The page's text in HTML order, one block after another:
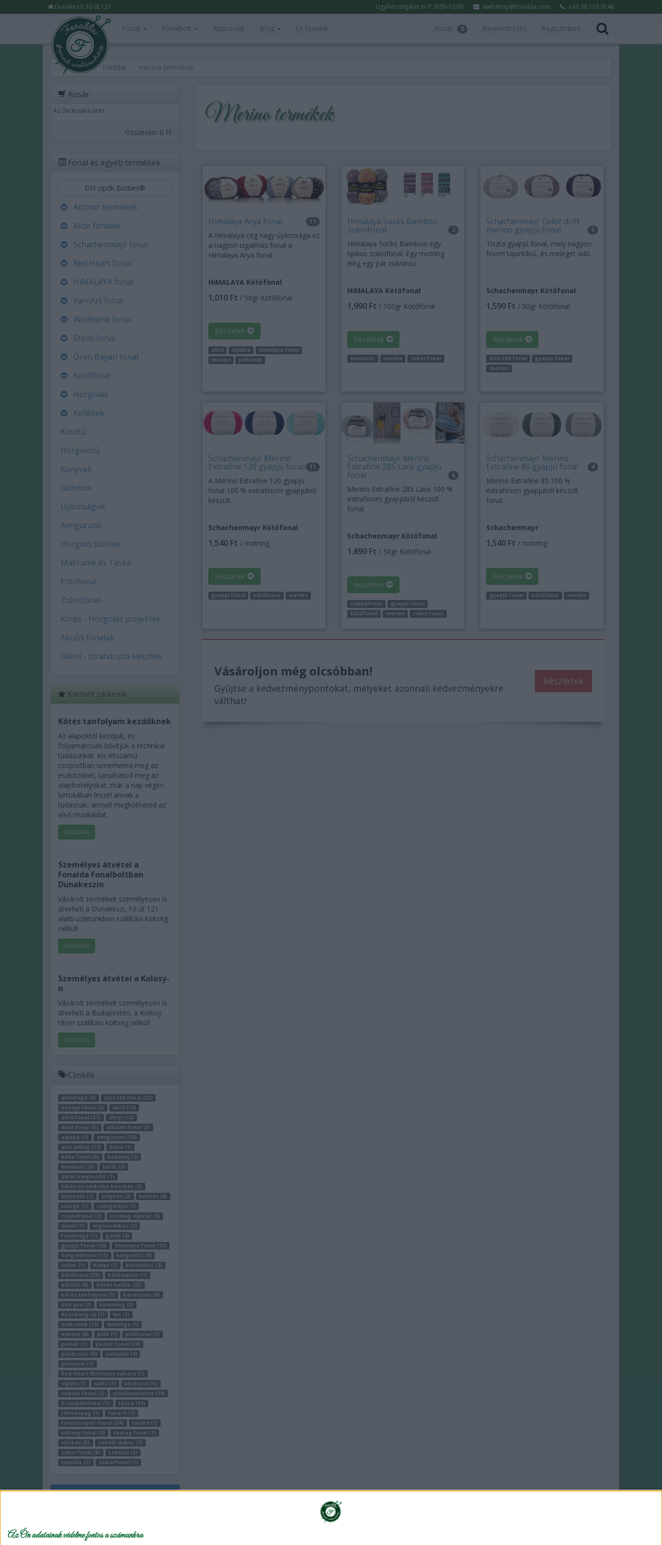
Az Ön adatainak védelme fontos a számunkra
Dunakeszi, Fő út 121. +36 30 116 9146
webshop@fonalda.com
Ügyfélszolgálat: H-P: 9:00-16:00
Fonal Fonalbolt Kapcsolat Blog Új fonalak Kosár 0 Bejelentkezés Regisztráció
Főoldal merino termékek
Kosár
Az Ön kosara üres
Összesen: 0 Ft
Fonal és egyéb termékek
DIY cipők Botties®
Anchor termékek
Alize fonalak
Schachenmayr fonal
Red Heart fonal
HiMALAYA fonal
YarnArt fonal
Wollbiene fonal
Stenli fonal
Ören Bayan fonal
Kötőfonal
Horgolás
Kellékek
Kötőtű
Horgolótű
Könyvek
Gombok
Újdonságok
Amigurumi
Horgoló szettek
Makramé és Táska
Pólófonal
Zoknifonal
Kötés - Horgolás projektek
Akciós fonalak
Bikini - strandruha készítés
Kiemelt cikkeink
Kötés tanfolyam kezdőknek
Az alapoktól kezdjük, és
folyamatosan bővítjük a technikai
tudásunkat. Kis létszámú
csoportban ismerheted meg az
eszközöket, tanulhatod meg az
alapfortélyokat, már a nap végén
birtokában leszel annak a
tudásnak, amivel megkötheted az
első munkáidat.
Részletek
Személyes átvétel a
Fonalda Fonalboltban
Dunakeszin
Vásárolt termékeit személyesen is
átveheti a Dunakeszi, Fő út 121
alatti üzletünkben szállítási költség
nélkül!
Részletek
Személyes átvétel a Kolosy-
n
Vásárolt termékeit személyesen is
átveheti a Budapesten, a Kolosy
téren szállítási költség nélkül!
Részletek
Címkék
álomfogó (3)
őszi-téli fonal (22)
ünnepi fonal (2)
akril (12)
akril fonal (27)
akryl (13)
Alize fonal (5)
alkalmi fonal (3)
alpaka (1)
amigurumi (16)
anti pilling (12)
baba (1)
baba fonal (5)
babahaj (2)
bambusz (3)
batik (2)
bikini kiegészítő (1)
bikini-strandruha készítés (2)
blokkoló (1)
bolyhos (2)
botties (6)
csörgő (1)
csengettyű (1)
csipkefonal (2)
csomag ajánlat (6)
damil (1)
ergonomikus (2)
fonalvágó (1)
gomb (4)
gyapjú fonal (16)
himalaya fonal (13)
horgolófonal (11)
horgolótű (6)
izület (1)
Könyv (7)
körkötőtű (2)
kötőfonal (33)
kötőmalom (1)
kötőtű (6)
kötés kellék (25)
kötés tanfolyam (1)
karácsony (8)
knit pro (2)
knooking (2)
Knookong tű (1)
len (1)
makramé (12)
melange (1)
merino (6)
póló (1)
pólófonal (1)
pamut (1)
pamut fonal (24)
poliészter (6)
poliamid (4)
premium (1)
Red Heart Northern takaró (1)
sípoló (1)
sáltű (1)
sütifonal (5)
selyem fonal (2)
színátmenetes (19)
Szempillafonal (1)
táska (10)
töltőanyag (1)
takaró (1)
tavaszi-nyári fonal (24)
tweed (1)
vékony fonal (8)
vastag fonal (1)
viszkóz (5)
zenélő doboz (1)
zokni fonal (8)
zoknitű (2)
zsenília (3)
zsinórfonal (1)
Fonalda facebook
Merino termékek
Himalaya Arya fonal 11
A Himalaya cég nagy újdonsága ez
a nagyon izgalmas fonal a
Himalaya Arya fonal.
HiMALAYA Kötőfonal
1,010 Ft / 50gr Kötőfonal
Részletek
akril alpaka
himalaya fonal
merino
poliamid
Himalaya Socks Bamboo
zoknifonal 3
Himalaya Socks Bamboo egy
tipikus zoknifonal. Egy motring
elég egy pár zoknihoz.
HiMALAYA Kötőfonal
1,990 Ft / 100gr Kötőfonal
Részletek
bambusz merino zokni fonal
Schachenmayr Color drift
merino gyapjú fonal 5
Tiszta gyapjú fonal, mely nagyon
finom tapintású, és meleget adó.
Schachenmayr Kötőfonal
1,590 Ft / 50gr Kötőfonal
Részletek
őszi-téli fonal
gyapjú fonal
merino
Schachenmayr Merino
Extrafine 120 gyapjú fonal 11
A Merino Extrafine 120 gyapjú
fonal 100 % extrafinom gyapjúból
készült.
Schachenmayr Kötőfonal
1,540 Ft / motring
Részletek
gyapjú fonal kötőfonal merino
Schachenmayr Merino
Extrafine 285 Lace gyapjú
fonal 6
Merino Extrafine 285 Lace 100 %
extrafinom gyapjúból készült
fonal.
Schachenmayr Kötőfonal
1,890 Ft / 50gr Kötőfonal
Részletek
csipkefonal
gyapjú fonal
kötőfonal
merino zokni fonal
Schachenmayr Merino
Extrafine 85 gyapjú fonal 4
Merino Extrafine 85 100 %
extrafinom gyapjúból készült
fonal.
Schachenmayr
1,540 Ft / motring
Részletek
gyapjú fonal kötőfonal merino
Vásároljon még olcsóbban!
Gyűjtse a kedvezménypontokat, melyeket azonnali kedvezményekre
válthat!
Részletek